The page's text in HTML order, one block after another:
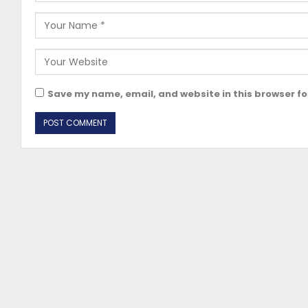
Save my name, email, and website in this browser